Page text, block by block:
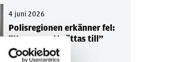
4 juni 2026
Polisregionen erkänner fel:
”Kommer att rättas till”